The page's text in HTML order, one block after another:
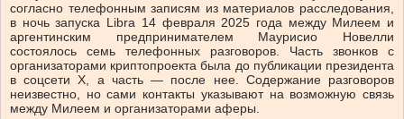
согласно телефонным записям из материалов расследования,
в ночь запуска Libra 14 февраля 2025 года между Милеем и
аргентинским предпринимателем Маурисио Новелли
состоялось семь телефонных разговоров. Часть звонков с
организаторами криптопроекта была до публикации президента
в соцсети X, а часть — после нее. Содержание разговоров
неизвестно, но сами контакты указывают на возможную связь
между Милеем и организаторами аферы.